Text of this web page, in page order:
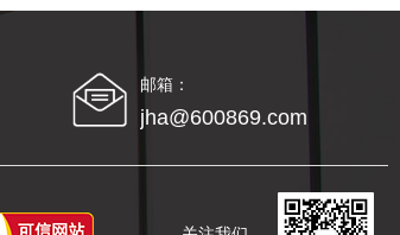
邮箱：
jha@600869.com